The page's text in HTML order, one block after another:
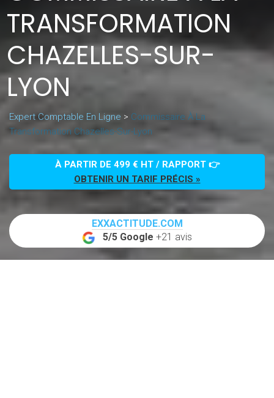
TRANSFORMATION
CHAZELLES-SUR-
LYON
Expert Comptable En Ligne > Commissaire À La
Transformation Chazelles-Sur-Lyon
À PARTIR DE 499 € HT / RAPPORT 👉
OBTENIR UN TARIF PRÉCIS »
EXXACTITUDE.COM
5/5 Google +21 avis